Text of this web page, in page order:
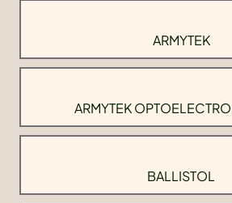
ARMYTEK
ARMYTEK
BALLISTOL